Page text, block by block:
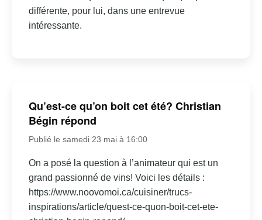
différente, pour lui, dans une entrevue
intéressante.
Qu’est-ce qu’on boit cet été? Christian
Bégin répond
Publié le samedi 23 mai à 16:00
On a posé la question à l’animateur qui est un
grand passionné de vins! Voici les détails :
https://www.noovomoi.ca/cuisiner/trucs-
inspirations/article/quest-ce-quon-boit-cet-ete-